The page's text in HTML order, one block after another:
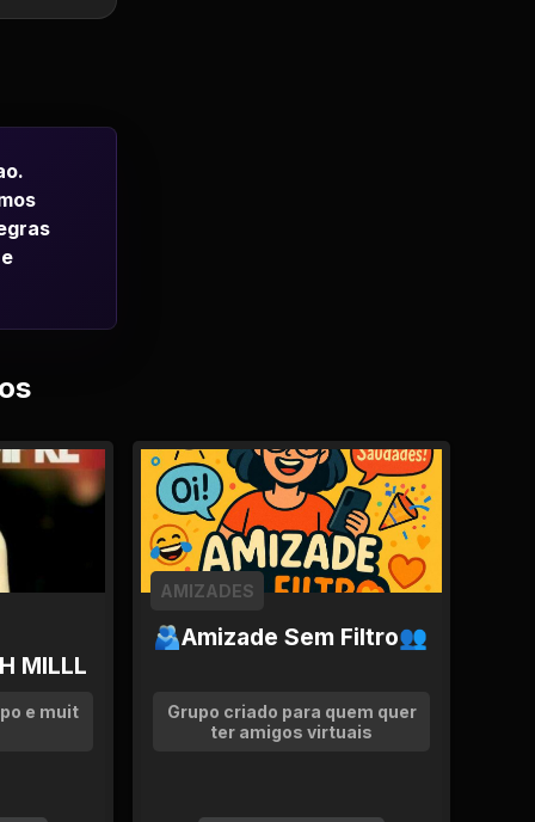
MILLL
e muit
🫂Amizade Sem Filtro👥
AMIZADES
Grupo criado para quem quer
ter amigos virtuais